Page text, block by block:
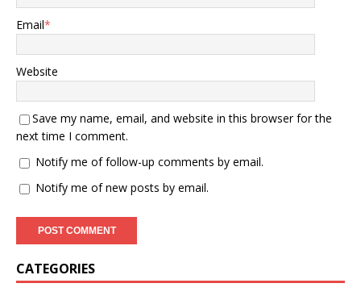
Email*
Website
Save my name, email, and website in this browser for the
next time I comment.
Notify me of follow-up comments by email.
Notify me of new posts by email.
CATEGORIES